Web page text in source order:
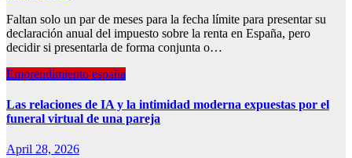
Faltan solo un par de meses para la fecha límite para presentar su
declaración anual del impuesto sobre la renta en España, pero
decidir si presentarla de forma conjunta o…
Emprendimiento españa
Las relaciones de IA y la intimidad moderna expuestas por el
funeral virtual de una pareja
April 28, 2026